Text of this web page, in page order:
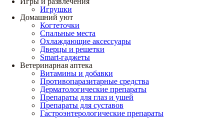
Игрушки
Домашний уют
Когтеточки
Спальные места
Охлаждающие аксессуары
Дверцы и решетки
Smart-гаджеты
Ветеринарная аптека
Витамины и добавки
Противопаразитарные средства
Дерматологические препараты
Препараты для глаз и ушей
Препараты для суставов
Гастроэнтерологические препараты